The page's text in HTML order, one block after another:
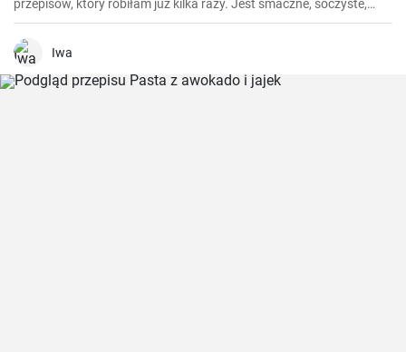
przepisów, który robiłam już kilka razy. Jest smaczne, soczyste,
proste i idealne dla tych, którzy nie mogą lub nie chcą spożywać
orzechów. Przygotowanie nie jest trudne, a efekt jest tego wart.
Iwa